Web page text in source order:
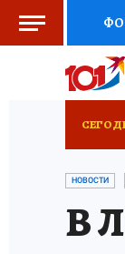
НОВОСТИ
В